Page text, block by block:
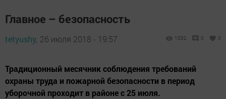
Главное – безопасность
tetyushy, 26 июля 2018 - 19:57 1032 0 0
Традиционный месячник соблюдения требований
охраны труда и пожарной безопасности в период
уборочной проходит в районе с 25 июля.